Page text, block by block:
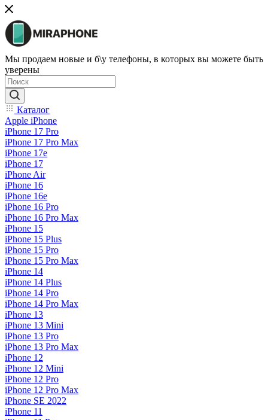
Мы продаем новые и б\у телефоны, в которых вы можете быть
уверены
Каталог
Apple iPhone
iPhone 17 Pro
iPhone 17 Pro Max
iPhone 17e
iPhone 17
iPhone Air
iPhone 16
iPhone 16e
iPhone 16 Pro
iPhone 16 Pro Max
iPhone 15
iPhone 15 Plus
iPhone 15 Pro
iPhone 15 Pro Max
iPhone 14
iPhone 14 Plus
iPhone 14 Pro
iPhone 14 Pro Max
iPhone 13
iPhone 13 Mini
iPhone 13 Pro
iPhone 13 Pro Max
iPhone 12
iPhone 12 Mini
iPhone 12 Pro
iPhone 12 Pro Max
iPhone SE 2022
iPhone 11